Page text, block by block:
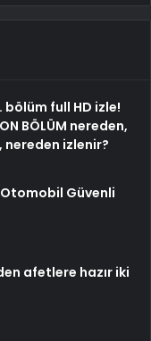
bölüm full HD izle!
BÖLÜM nereden,
izlenir?
Güvenli
afetlere hazır iki